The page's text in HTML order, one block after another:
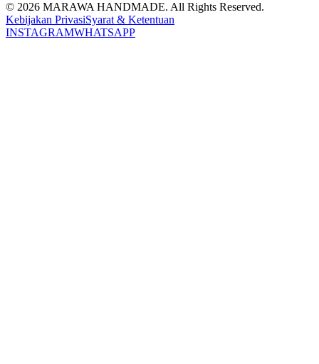
© 2026 MARAWA HANDMADE. All Rights Reserved.
Kebijakan PrivasiSyarat & Ketentuan
INSTAGRAMWHATSAPP